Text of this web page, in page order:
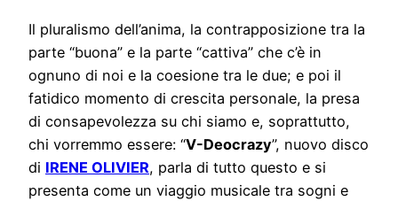
Il pluralismo dell’anima, la contrapposizione tra la
parte “buona” e la parte “cattiva” che c’è in
ognuno di noi e la coesione tra le due; e poi il
fatidico momento di crescita personale, la presa
di consapevolezza su chi siamo e, soprattutto,
chi vorremmo essere: “V-Deocrazy”, nuovo disco
di IRENE OLIVIER, parla di tutto questo e si
presenta come un viaggio musicale tra sogni e